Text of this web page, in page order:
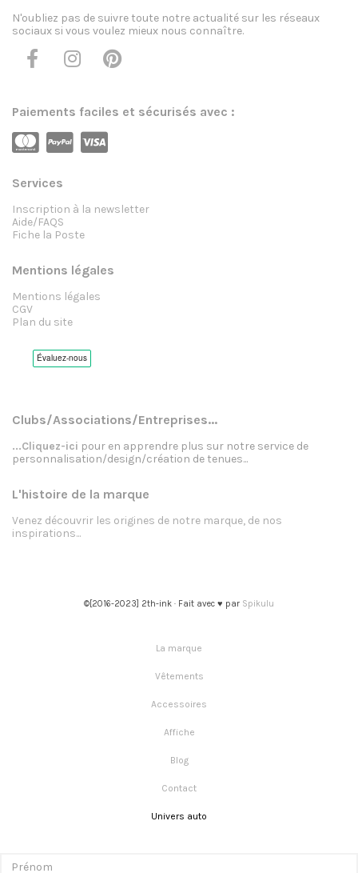
N'oubliez pas de suivre toute notre actualité sur les réseaux
sociaux si vous voulez mieux nous connaître.
Paiements faciles et sécurisés avec :
Services
Inscription à la newsletter
Aide/FAQS
Fiche la Poste
Mentions légales
Mentions légales
CGV
Plan du site
Clubs/Associations/Entreprises...
...Cliquez-ici pour en apprendre plus sur notre service de
personnalisation/design/création de tenues...
L'histoire de la marque
Venez découvrir les origines de notre marque, de nos
inspirations...
©[2016-2023] 2th-ink · Fait avec ♥ par Spikulu
La marque
Vêtements
Accessoires
Affiche
Blog
Contact
Univers auto